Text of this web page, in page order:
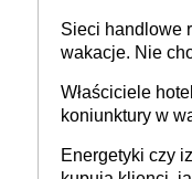
Sieci handlowe
wakacje. Nie
tam, gdzie wielu
Właściciele
koniunktury w
Energetyki czy